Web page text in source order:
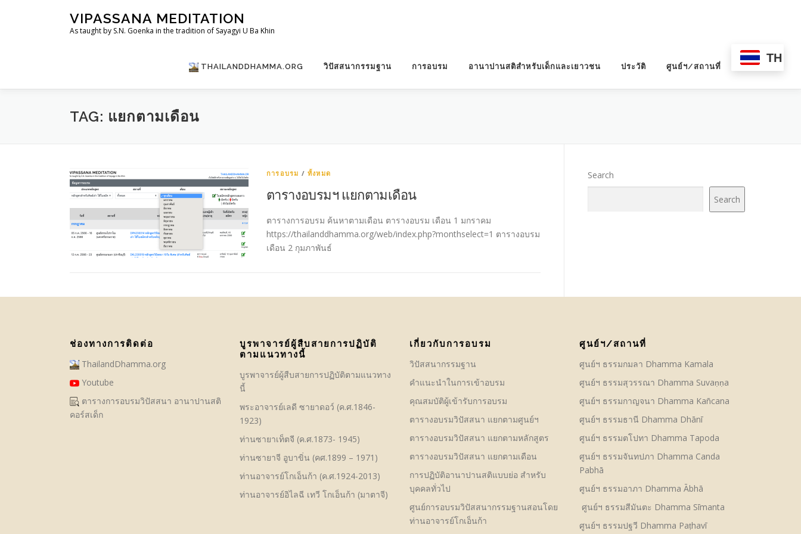
VIPASSANA MEDITATION
As taught by S.N. Goenka in the tradition of Sayagyi U Ba Khin
THAILANDDHAMMA.ORG วิปัสสนากรรมฐาน การอบรม อานาปานสติสำหรับเด็กและเยาวชน ประวัติ ศูนย์ฯ/สถานที่
TH
TAG: แยกตามเดือน
การอบรม /ทั้งหมด
ตารางอบรมฯ แยกตามเดือน
ตารางการอบรม ค้นหาตามเดือน ตารางอบรม เดือน 1 มกราคม
https://thailanddhamma.org/web/index.php?monthselect=1 ตารางอบรม
เดือน 2 กุมภาพันธ์
Search
Search
ช่องทางการติดต่อ
ThailandDhamma.org
Youtube
ตารางการอบรมวิปัสสนา อานาปานสติ
คอร์สเด็ก
บูรพาจารย์ผู้สืบสายการปฏิบัติ
ตามแนวทางนี้
บูรพาจารย์ผู้สืบสายการปฏิบัติตามแนวทาง
นี้
พระอาจารย์เลดี ซายาดอว์ (ค.ศ.1846-
1923)
ท่านซายาเท็ตจี (ค.ศ.1873- 1945)
ท่านซายาจี อูบาขิ่น (คศ.1899 – 1971)
ท่านอาจารย์โกเอ็นก้า (ค.ศ.1924-2013)
ท่านอาจารย์อิไลฉี เทวี โกเอ็นก้า (มาตาจี)
เกี่ยวกับการอบรม
วิปัสสนากรรมฐาน
คําแนะนำในการเข้าอบรม
คุณสมบัติผู้เข้ารับการอบรม
ตารางอบรมวิปัสสนา แยกตามศูนย์ฯ
ตารางอบรมวิปัสสนา แยกตามหลักสูตร
ตารางอบรมวิปัสสนา แยกตามเดือน
การปฏิบัติอานาปานสติแบบย่อ สำหรับ
บุคคลทั่วไป
ศูนย์การอบรมวิปัสสนากรรมฐานสอนโดย
ท่านอาจารย์โกเอ็นก้า
ศูนย์ฯ/สถานที่
ศูนย์ฯ ธรรมกมลา Dhamma Kamala
ศูนย์ฯ ธรรมสุวรรณา Dhamma Suvaṇṇa
ศูนย์ฯ ธรรมกาญจนา Dhamma Kañcana
ศูนย์ฯ ธรรมธานี Dhamma Dhānī
ศูนย์ฯ ธรรมตโปทา Dhamma Tapoda
ศูนย์ฯ ธรรมจันทปภา Dhamma Canda
Pabhā
ศูนย์ฯ ธรรมอาภา Dhamma Ābhā
ศูนย์ฯ ธรรมสีมันตะ Dhamma Sīmanta
ศูนย์ฯ ธรรมปฐวี Dhamma Paṭhavī